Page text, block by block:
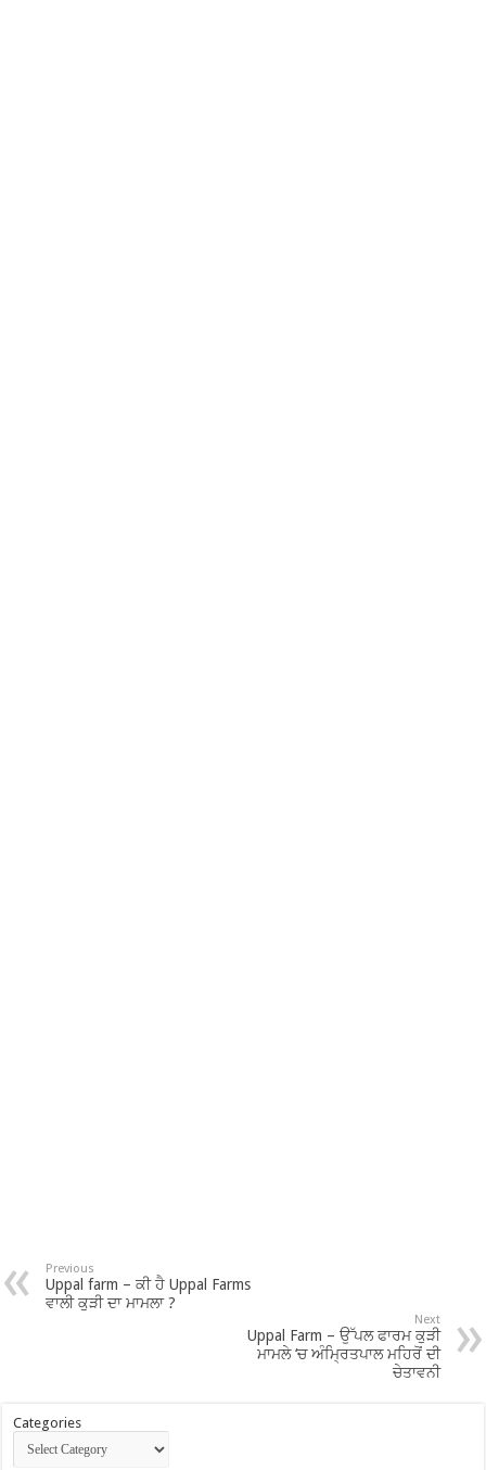
Previous
Uppal farm – ਕੀ ਹੈ Uppal Farms
ਵਾਲੀ ਕੁੜੀ ਦਾ ਮਾਮਲਾ ?
Next
Uppal Farm – ਉੱਪਲ ਫਾਰਮ ਕੁੜੀ
ਮਾਮਲੇ ‘ਚ ਅੰਮ੍ਰਿਤਪਾਲ ਮਹਿਰੋਂ ਦੀ
ਚੇਤਾਵਨੀ
Categories